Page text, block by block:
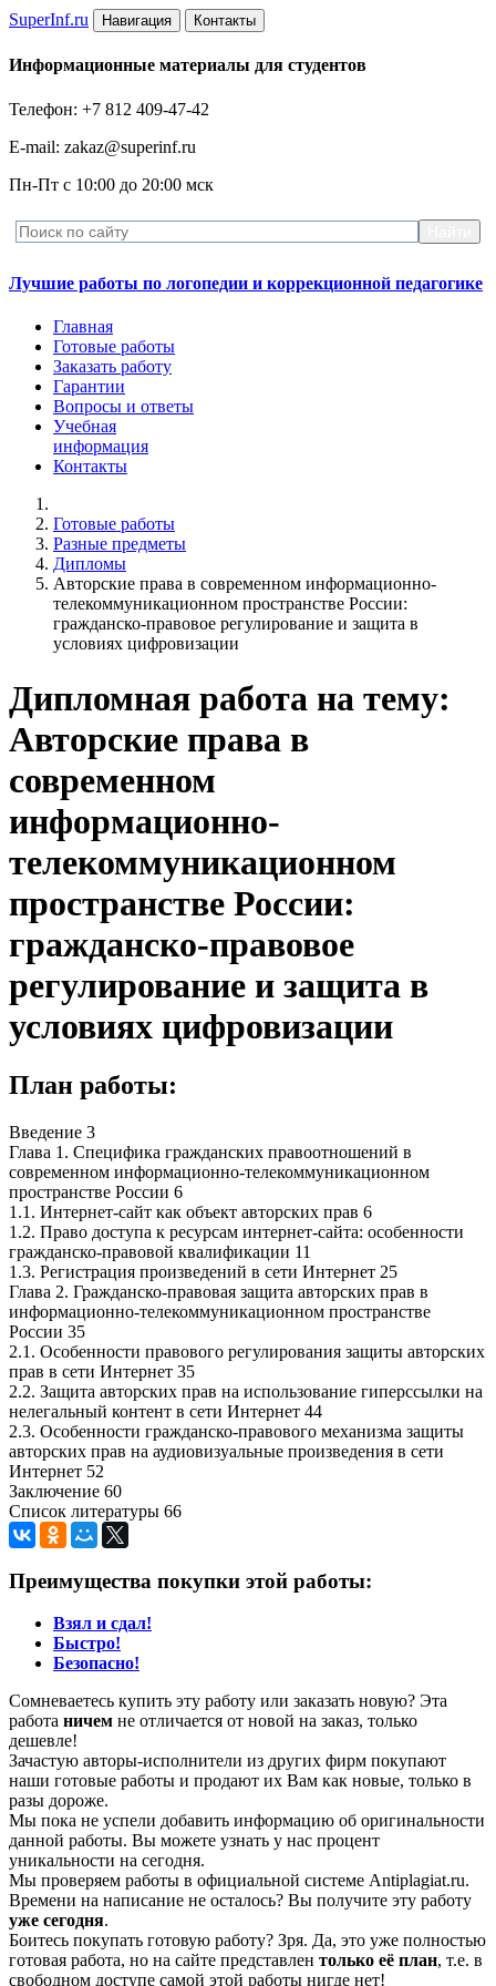
SuperInf.ru Навигация Контакты
Информационные материалы для студентов
Телефон: +7 812 409-47-42
E-mail: zakaz@superinf.ru
Пн-Пт с 10:00 до 20:00 мск
Лучшие работы по логопедии и коррекционной педагогике
Главная
Готовые работы
Заказать работу
Гарантии
Вопросы и ответы
Учебная
информация
Контакты
Готовые работы
Разные предметы
Дипломы
Авторские права в современном информационно-
телекоммуникационном пространстве России:
гражданско-правовое регулирование и защита в
условиях цифровизации
Дипломная работа на тему:
Авторские права в
современном
информационно-
телекоммуникационном
пространстве России:
гражданско-правовое
регулирование и защита в
условиях цифровизации
План работы:
Введение 3
Глава 1. Специфика гражданских правоотношений в
современном информационно-телекоммуникационном
пространстве России 6
1.1. Интернет-сайт как объект авторских прав 6
1.2. Право доступа к ресурсам интернет-сайта: особенности
гражданско-правовой квалификации 11
1.3. Регистрация произведений в сети Интернет 25
Глава 2. Гражданско-правовая защита авторских прав в
информационно-телекоммуникационном пространстве
России 35
2.1. Особенности правового регулирования защиты авторских
прав в сети Интернет 35
2.2. Защита авторских прав на использование гиперссылки на
нелегальный контент в сети Интернет 44
2.3. Особенности гражданско-правового механизма защиты
авторских прав на аудиовизуальные произведения в сети
Интернет 52
Заключение 60
Список литературы 66
Преимущества покупки этой работы:
Взял и сдал!
Быстро!
Безопасно!
Сомневаетесь купить эту работу или заказать новую? Эта
работа ничем не отличается от новой на заказ, только
дешевле!
Зачастую авторы-исполнители из других фирм покупают
наши готовые работы и продают их Вам как новые, только в
разы дороже.
Мы пока не успели добавить информацию об оригинальности
данной работы. Вы можете узнать у нас процент
уникальности на сегодня.
Мы проверяем работы в официальной системе Аntiplagiat.ru.
Времени на написание не осталось? Вы получите эту работу
уже сегодня.
Боитесь покупать готовую работу? Зря. Да, это уже полностью
готовая работа, но на сайте представлен только её план, т.е. в
свободном доступе самой этой работы нигде нет!